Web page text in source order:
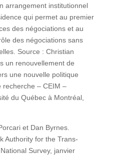
arrangement institutionnel
qui permet au premier
des négociations et au
des négociations sans
Source : Christian
un renouvellement de
une nouvelle politique
recherche – CEIM –
du Québec à Montréal,
et Dan Byrnes.
Authority for the Trans-
Survey, janvier